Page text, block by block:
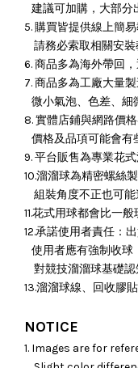
建議可加購，大部分
5. 購買皆提供線上簡
請務必索取相關安裝
6. 商品多為海外帶回
7. 商品多為工廠大量
微小氣泡、色差、細
8. 實體店鋪與網路價
價格及品項可能會有
9. 平台販售為專業花
10.溜溜球為精密螺絲
組裝角度不正也可能
11.花式用球都會比一
12.承諾使用者責任：
使用者應有強制收球
對競技溜溜球基礎認
13.溜溜球線、回收膠
NOTICE
1. Images are for